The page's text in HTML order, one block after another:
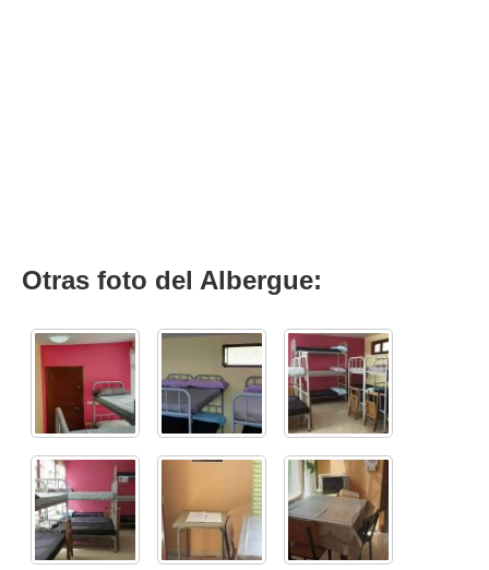
Otras foto del Albergue: